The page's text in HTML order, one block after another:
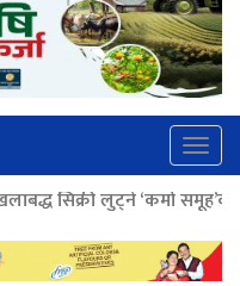
समूह’का नाइकेसहित पाँच